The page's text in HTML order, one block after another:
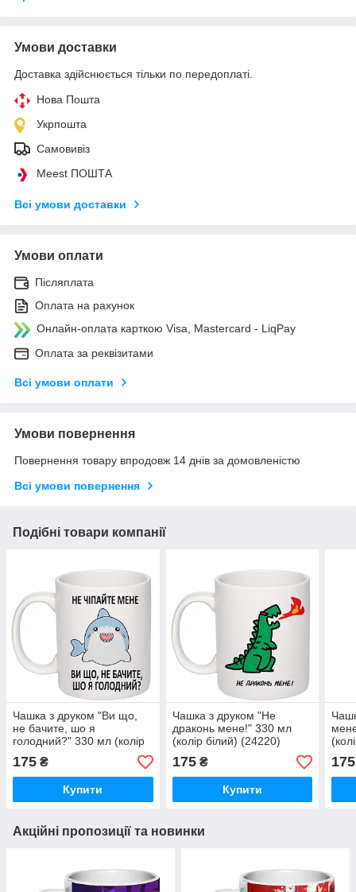
Умови доставки
Доставка здійснюється тільки по передоплаті.
Нова Пошта
Укрпошта
Самовивіз
Meest ПОШТА
Всі умови доставки
Умови оплати
Післяплата
Оплата на рахунок
Онлайн-оплата карткою Visa, Mastercard - LiqPay
Оплата за реквізитами
Всі умови оплати
Умови повернення
Повернення товару впродовж 14 днів за домовленістю
Всі умови повернення
Подібні товари компанії
Чашка з друком "Ви що,
не бачите, шо я
голодний?" 330 мл (колір
білий) (26492)
175 ₴
Купити
Чашка з друком "Не
драконь мене!" 330 мл
(колір білий) (24220)
175₴
Купити
175
Акційні пропозиції та новинки